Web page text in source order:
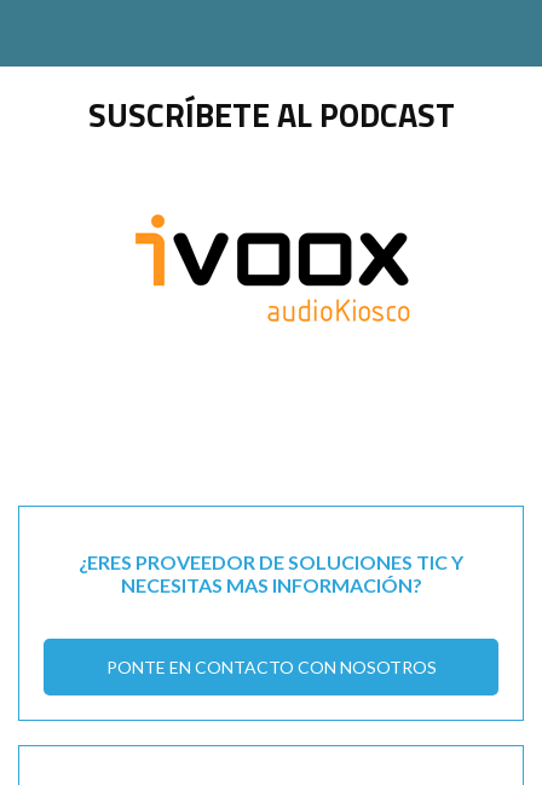
SUSCRÍBETE AL PODCAST
¿ERES PROVEEDOR DE SOLUCIONES TIC Y
NECESITAS MAS INFORMACIÓN?
PONTE EN CONTACTO CON NOSOTROS